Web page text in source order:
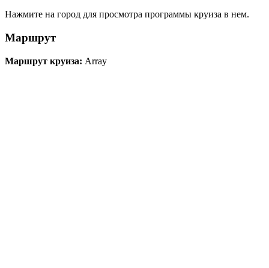
Нажмите на город для просмотра программы круиза в нем.
Маршрут
Маршрут круиза: Array